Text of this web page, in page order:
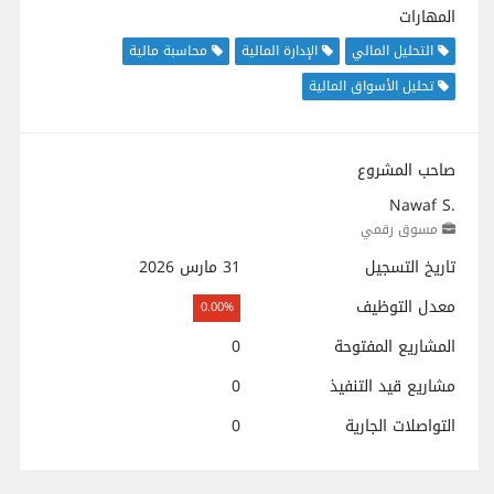
المهارات
التحليل المالي الإدارة المالية
محاسبة مالية
تحليل الأسواق المالية
صاحب المشروع
Nawaf S.
مسوق رقمي
تاريخ التسجيل
31 مارس 2026
معدل التوظيف
0.00%
المشاريع المفتوحة
0
مشاريع قيد التنفيذ
0
التواصلات الجارية
0